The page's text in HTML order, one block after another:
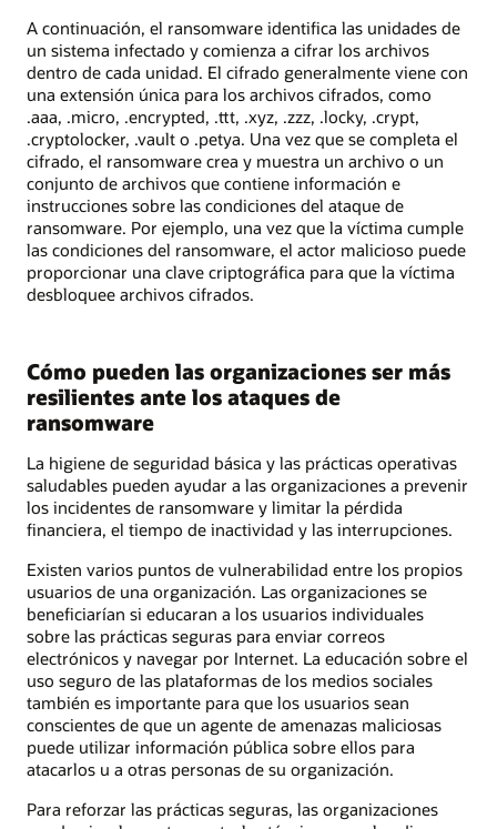
A continuación, el ransomware identifica las unidades de
un sistema infectado y comienza a cifrar los archivos
dentro de cada unidad. El cifrado generalmente viene con
una extensión única para los archivos cifrados, como
.aaa, .micro, .encrypted, .ttt, .xyz, .zzz, .locky, .crypt,
.cryptolocker, .vault o .petya. Una vez que se completa el
cifrado, el ransomware crea y muestra un archivo o un
conjunto de archivos que contiene información e
instrucciones sobre las condiciones del ataque de
ransomware. Por ejemplo, una vez que la víctima cumple
las condiciones del ransomware, el actor malicioso puede
proporcionar una clave criptográfica para que la víctima
desbloquee archivos cifrados.
Cómo pueden las organizaciones ser más
resilientes ante los ataques de
ransomware
La higiene de seguridad básica y las prácticas operativas
saludables pueden ayudar a las organizaciones a prevenir
los incidentes de ransomware y limitar la pérdida
financiera, el tiempo de inactividad y las interrupciones.
Existen varios puntos de vulnerabilidad entre los propios
usuarios de una organización. Las organizaciones se
beneficiarían si educaran a los usuarios individuales
sobre las prácticas seguras para enviar correos
electrónicos y navegar por Internet. La educación sobre el
uso seguro de las plataformas de los medios sociales
también es importante para que los usuarios sean
conscientes de que un agente de amenazas maliciosas
puede utilizar información pública sobre ellos para
atacarlos u a otras personas de su organización.
Para reforzar las prácticas seguras, las organizaciones